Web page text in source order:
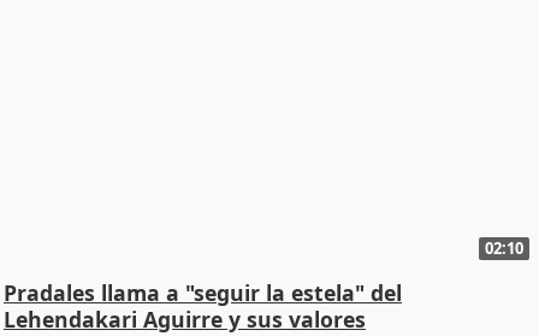
02:10
Pradales llama a "seguir la estela" del
Lehendakari Aguirre y sus valores